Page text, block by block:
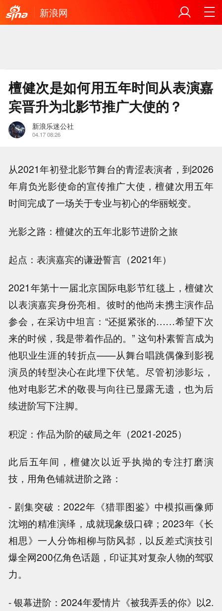
新浪网
檀健次是如何用五年时间从表演嘉
宾晋升为北影节推广大使的？
新浪乐迷公社
04.17 08:26
从2021年初登北影节舞台的青涩表演者，到2026
年肩负光影使命的宣传推广大使，檀健次用五年
时间完成了一场关于专业与初心的华丽蜕变。
光影之路：檀健次的五年北影节进阶之旅
起点：表演嘉宾的谦逊誓言（2021年）
2021年第十一届北京国际电影节红毯上，檀健次
以表演嘉宾身份亮相。彼时的他尚未携主演作品
参会，在采访中坦言：“还挺紧张的……希望下次
来的时候，我是带着作品的。” 这句朴素誓言成为
他职业生涯的转折点——从舞台唱跳偶像到影视
演员的转型决心在此埋下伏笔。尽管初涉影坛，
他对电影艺术的敬畏与向往已显露无遗，也为后
续进阶写下注脚。
积淀：作品为阶的破局之年（2021-2025）
此后五年间，檀健次以近乎执拗的专注打磨演
技，用角色铺就进阶之路：
- 剧集突破：2022年《猎罪图鉴》中模拟画像师
沈翊的精准演绎，成就现象级口碑；2023年《长
相思》一人分饰相柳与防风邶，以反差式演技引
爆全网200亿角色话题，印证其对复杂人物的驾驭
力。
- 银幕进阶：2024年爱情片《被我弄丢的你》以2.